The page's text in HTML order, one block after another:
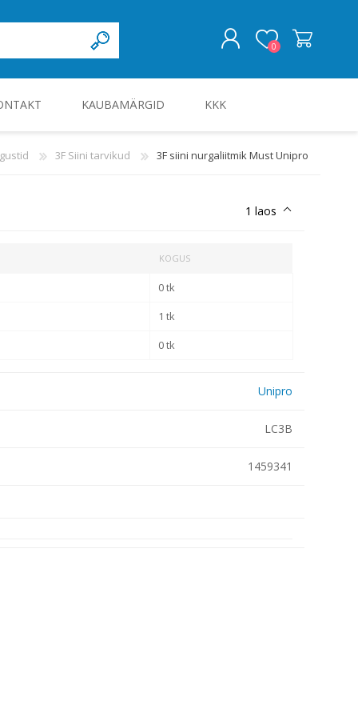
0
KAUBAMÄRGID KKK
3F Siini tarvikud 3F siini nurgaliitmik Must Unipro
1 laos
KOGUS
0 tk
1 tk
0 tk
Unipro
LC3B
1459341